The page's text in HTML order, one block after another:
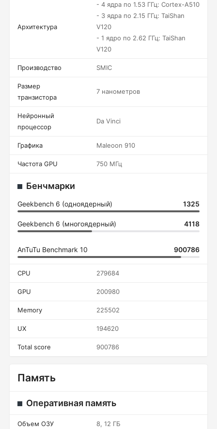
Архитектура
- 4 ядра по 1.53 ГГц: Cortex-A510
- 3 ядра по 2.15 ГГц: TaiShan
V120
- 1 ядро по 2.62 ГГц: TaiShan
V120
Производство SMIC
Размер
транзистора
7 нанометров
Нейронный
процессор
Da Vinci
Графика Maleoon 910
Частота GPU 750 МГц
Бенчмарки
Geekbench 6 (одноядерный) 1325
Geekbench 6 (многоядерный) 4118
AnTuTu Benchmark 10 900786
CPU 279684
GPU 200980
Memory 225502
UX 194620
Total score 900786
Память
Оперативная память
Объем ОЗУ 8, 12 ГБ